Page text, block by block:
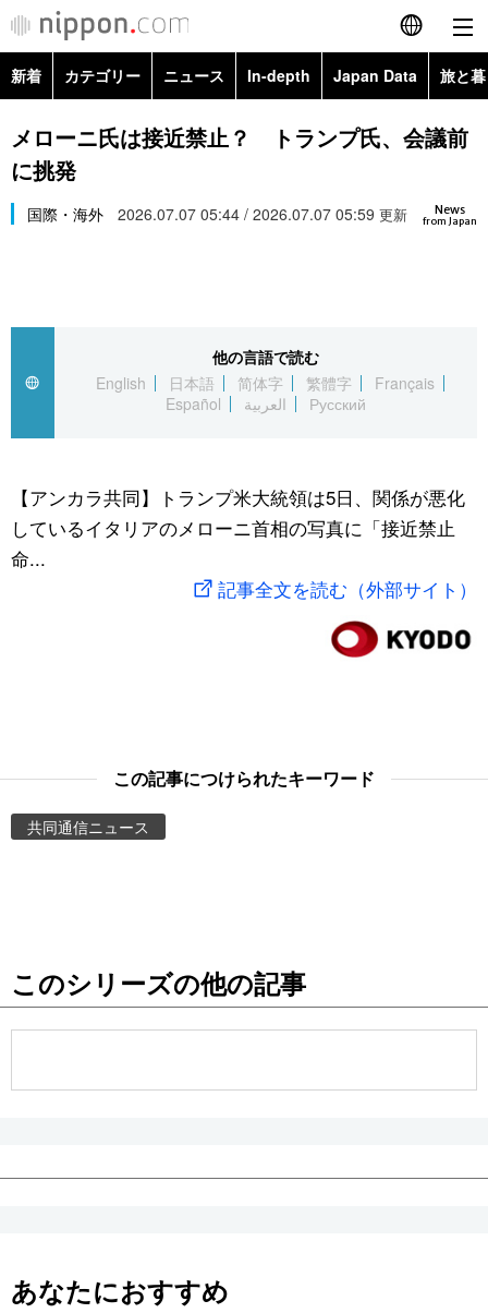
English
简体字
Русский
カテゴリー
経済・ビジネス
国際
文化
トップ
アーカイブ
In-depth
Japan Data
動画/Live
People
新着 カテゴリー ニュース In-depth Japan Data 旅と
政治・外交
経済・ビジネス
スポーツ・東京2020
Topics
メローニ氏は接近禁止？ トランプ氏、会議前
に挑発
News
from Japan
国際・海外 2026.07.07 05:44 / 2026.07.07 05:59 更新
他の言語で読む
English
日本語 简体字 繁體字
Français
Español
العربية Русский
【アンカラ共同】トランプ米大統領は5日、関係が悪化
しているイタリアのメローニ首相の写真に「接近禁止
命...
記事全文を読む（外部サイト）
この記事につけられたキーワード
共同通信ニュース
このシリーズの他の記事
あなたにおすすめ